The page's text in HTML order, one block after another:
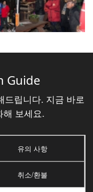
Guide
드립니다. 지금 바로
해 보세요.
유의 사항
취소/환불